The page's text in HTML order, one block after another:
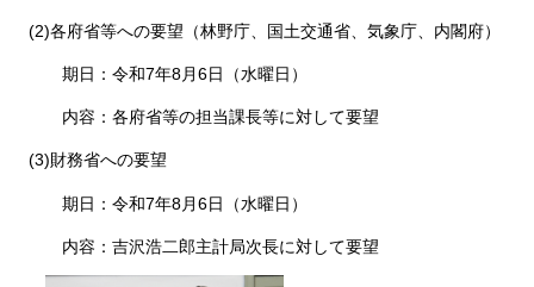
(2)各府省等への要望（林野庁、国土交通省、気象庁、内閣府）
期日：令和7年8月6日（水曜日）
内容：各府省等の担当課長等に対して要望
(3)財務省への要望
期日：令和7年8月6日（水曜日）
内容：吉沢浩二郎主計局次長に対して要望